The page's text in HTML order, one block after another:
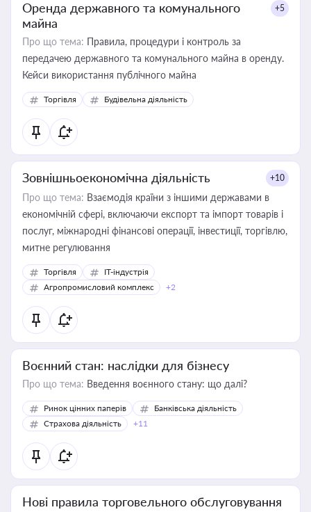
Оренда державного та комунального
майна
+5
Про що тема: Правила, процедури і контроль за
передачею державного та комунального майна в оренду.
Кейси використання публічного майна
Торгівля Будівельна діяльність
Зовнішньоекономічна діяльність +10
Про що тема: Взаємодія країни з іншими державами в
економічній сфері, включаючи експорт та імпорт товарів і
послуг, міжнародні фінансові операції, інвестиції, торгівлю,
митне регулювання
Торгівля
IT-індустрія
Агропромисловий комплекс
+2
Воєнний стан: наслідки для бізнесу
Про що тема: Введення воєнного стану: що далі?
Ринок цінних паперів
Банківська діяльність
Страхова діяльність
+11
Нові правила торговельного обслуговування